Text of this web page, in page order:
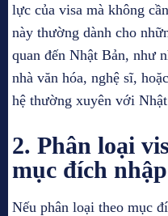
lực của visa mà không
này thường dành cho
quan đến Nhật Bản, như
nhà văn hóa, nghệ sĩ,
hệ thường xuyên với
2. Phân loại
mục đích
Nếu phân loại theo mục